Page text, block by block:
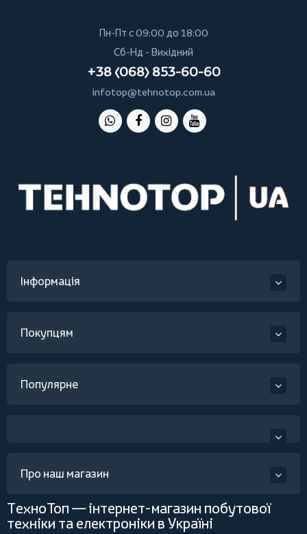
Пн-Пт с 09:00 до 18:00
Сб-Нд - Вихідний
+38 (068) 853-60-60
infotop@tehnotop.com.ua
Інформація
Покупцям
Популярне
Про наш магазин
ТехноТоп — інтернет-магазин побутової
техніки та електроніки в Україні